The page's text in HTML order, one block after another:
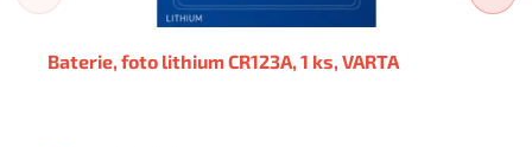
Baterie, foto lithium CR123A, 1 ks, VARTA